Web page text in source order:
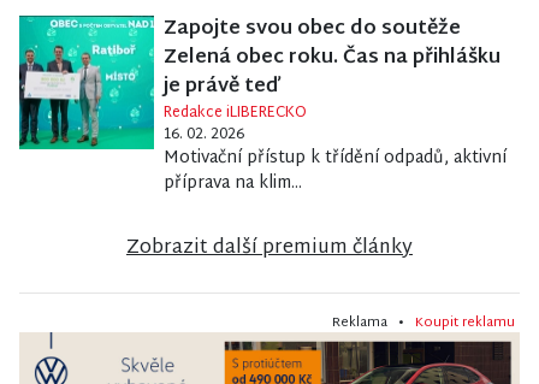
Zapojte svou obec do soutěže
Zelená obec roku. Čas na přihlášku
je právě teď
Redakce iLIBERECKO
16. 02. 2026
Motivační přístup k třídění odpadů, aktivní
příprava na klim...
Zobrazit další premium články
Reklama • Koupit reklamu